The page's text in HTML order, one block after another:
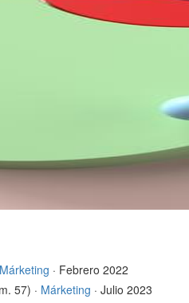
Márketing · Febrero 2022
57) · Márketing · Julio 2023